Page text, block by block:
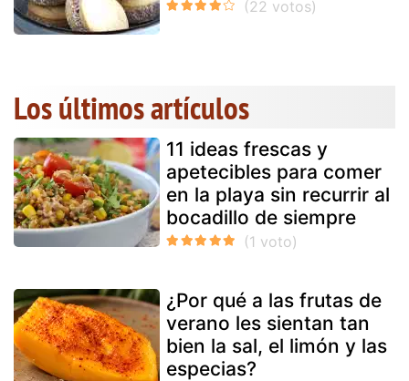
Los últimos artículos
11 ideas frescas y
apetecibles para comer
en la playa sin recurrir al
bocadillo de siempre
¿Por qué a las frutas de
verano les sientan tan
bien la sal, el limón y las
especias?